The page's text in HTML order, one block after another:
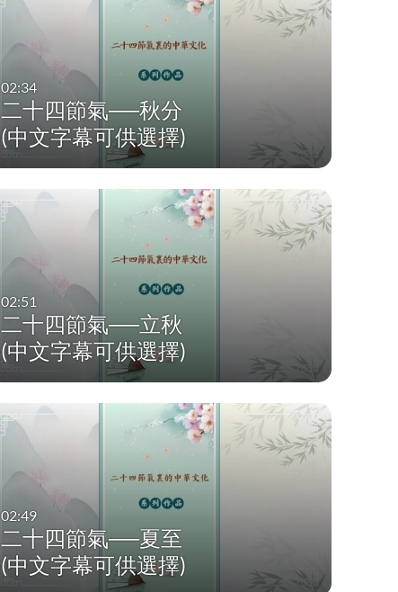
02:34
二十四節氣──秋分
(中文字幕可供選擇)
02:51
二十四節氣──立秋
(中文字幕可供選擇)
02:49
二十四節氣──夏至
(中文字幕可供選擇)